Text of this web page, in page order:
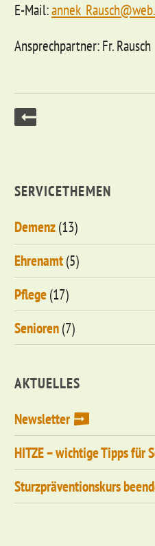
E-Mail:
Ansprechpartner: Fr. Rausch
SERVICETHEMEN
Demenz(13)
Ehrenamt(5)
Pflege(17)
Senioren(7)
AKTUELLES
Newsletter
HITZE – wichtige Tipps für
Sturzpräventionskurs